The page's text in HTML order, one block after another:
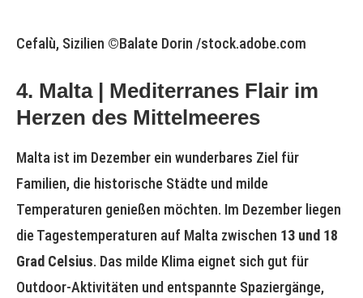
Cefalù, Sizilien ©Balate Dorin /stock.adobe.com
4. Malta | Mediterranes Flair im
Herzen des Mittelmeeres
Malta ist im Dezember ein wunderbares Ziel für
Familien, die historische Städte und milde
Temperaturen genießen möchten. Im Dezember liegen
die Tagestemperaturen auf Malta zwischen 13 und 18
Grad Celsius. Das milde Klima eignet sich gut für
Outdoor-Aktivitäten und entspannte Spaziergänge,